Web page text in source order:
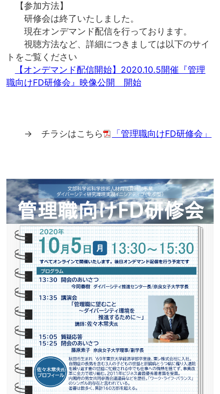
【参加方法】
研修会は終了いたしました。
現在オンデマンド配信を行っております。
視聴方法など、詳細につきましては以下のサイ
トをご覧ください
【オンデマンド配信開始】2020.10.5開催『管理
職向けFD研修会』映像公開 開始
→ チラシはこちら 「管理職向けFD研修会」